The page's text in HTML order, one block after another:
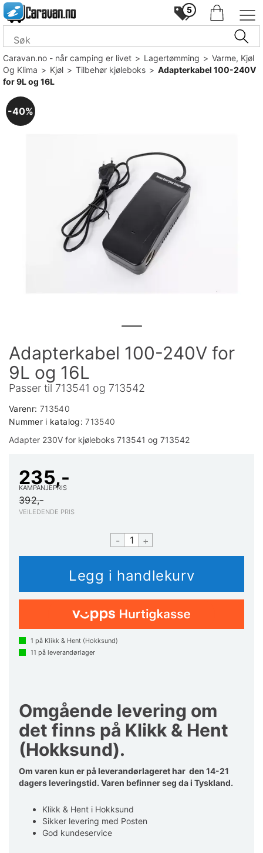
5
Caravan.no - når camping er livet>Lagertømming>Varme, Kjøl
Og Klima>Kjøl>Tilbehør kjøleboks>Adapterkabel 100-240V
for 9L og 16L
40%
Adapterkabel 100-240V for
9L og 16L
Passer til 713541 og 713542
Varenr: 713540
Nummer i katalog:713540
Adapter 230V for kjøleboks 713541 og 713542
235,-
KAMPANJEPRIS
392,-
VEILEDENDE PRIS
- +
1 på Klikk & Hent (Hokksund)
11 på leverandørlager
Omgående levering om
det finns på Klikk & Hent
(Hokksund).
Om varen kun er på leverandørlageret har den 14-21
dagers leveringstid. Varen befinner seg da i Tyskland.
Klikk & Hent i Hokksund
Sikker levering med Posten
God kundeservice